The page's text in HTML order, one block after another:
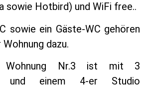
sowie Hotbird) und WiFi free..
sowie ein Gäste-WC gehören
dazu.
Wohnung Nr.3 ist mit 3
und einem 4-er Studio